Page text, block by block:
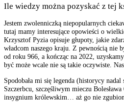
Ile wiedzy można pozyskać z tej
Jestem zwolenniczką niepopularnych
tutaj mamy interesujące opowieści o
Krzysztof Pyzia opisuje głupoty, jakie
władcom naszego kraju. Z pewnością nie
od roku 966, a kończąc na 2022,
być może wcale nie są takie oczywiste.
Spodobała mi się legenda (historycy
Szczerbcu, szczęśliwym mieczu
insygnium królewskim… aż go nie